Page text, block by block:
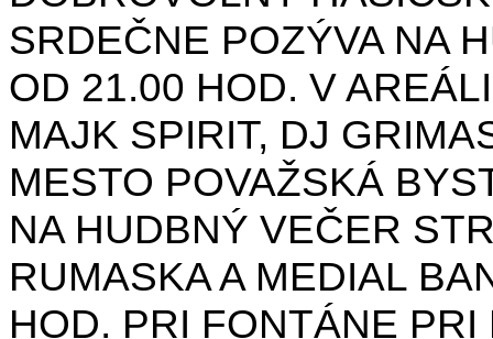
SRDEČNE POZÝVA NA
OD 21.00 HOD. V
MAJK SPIRIT, DJ
MESTO POVAŽSKÁ
NA HUDBNÝ VEČER
RUMASKA A MEDIAL
HOD. PRI FONTÁNE PRI